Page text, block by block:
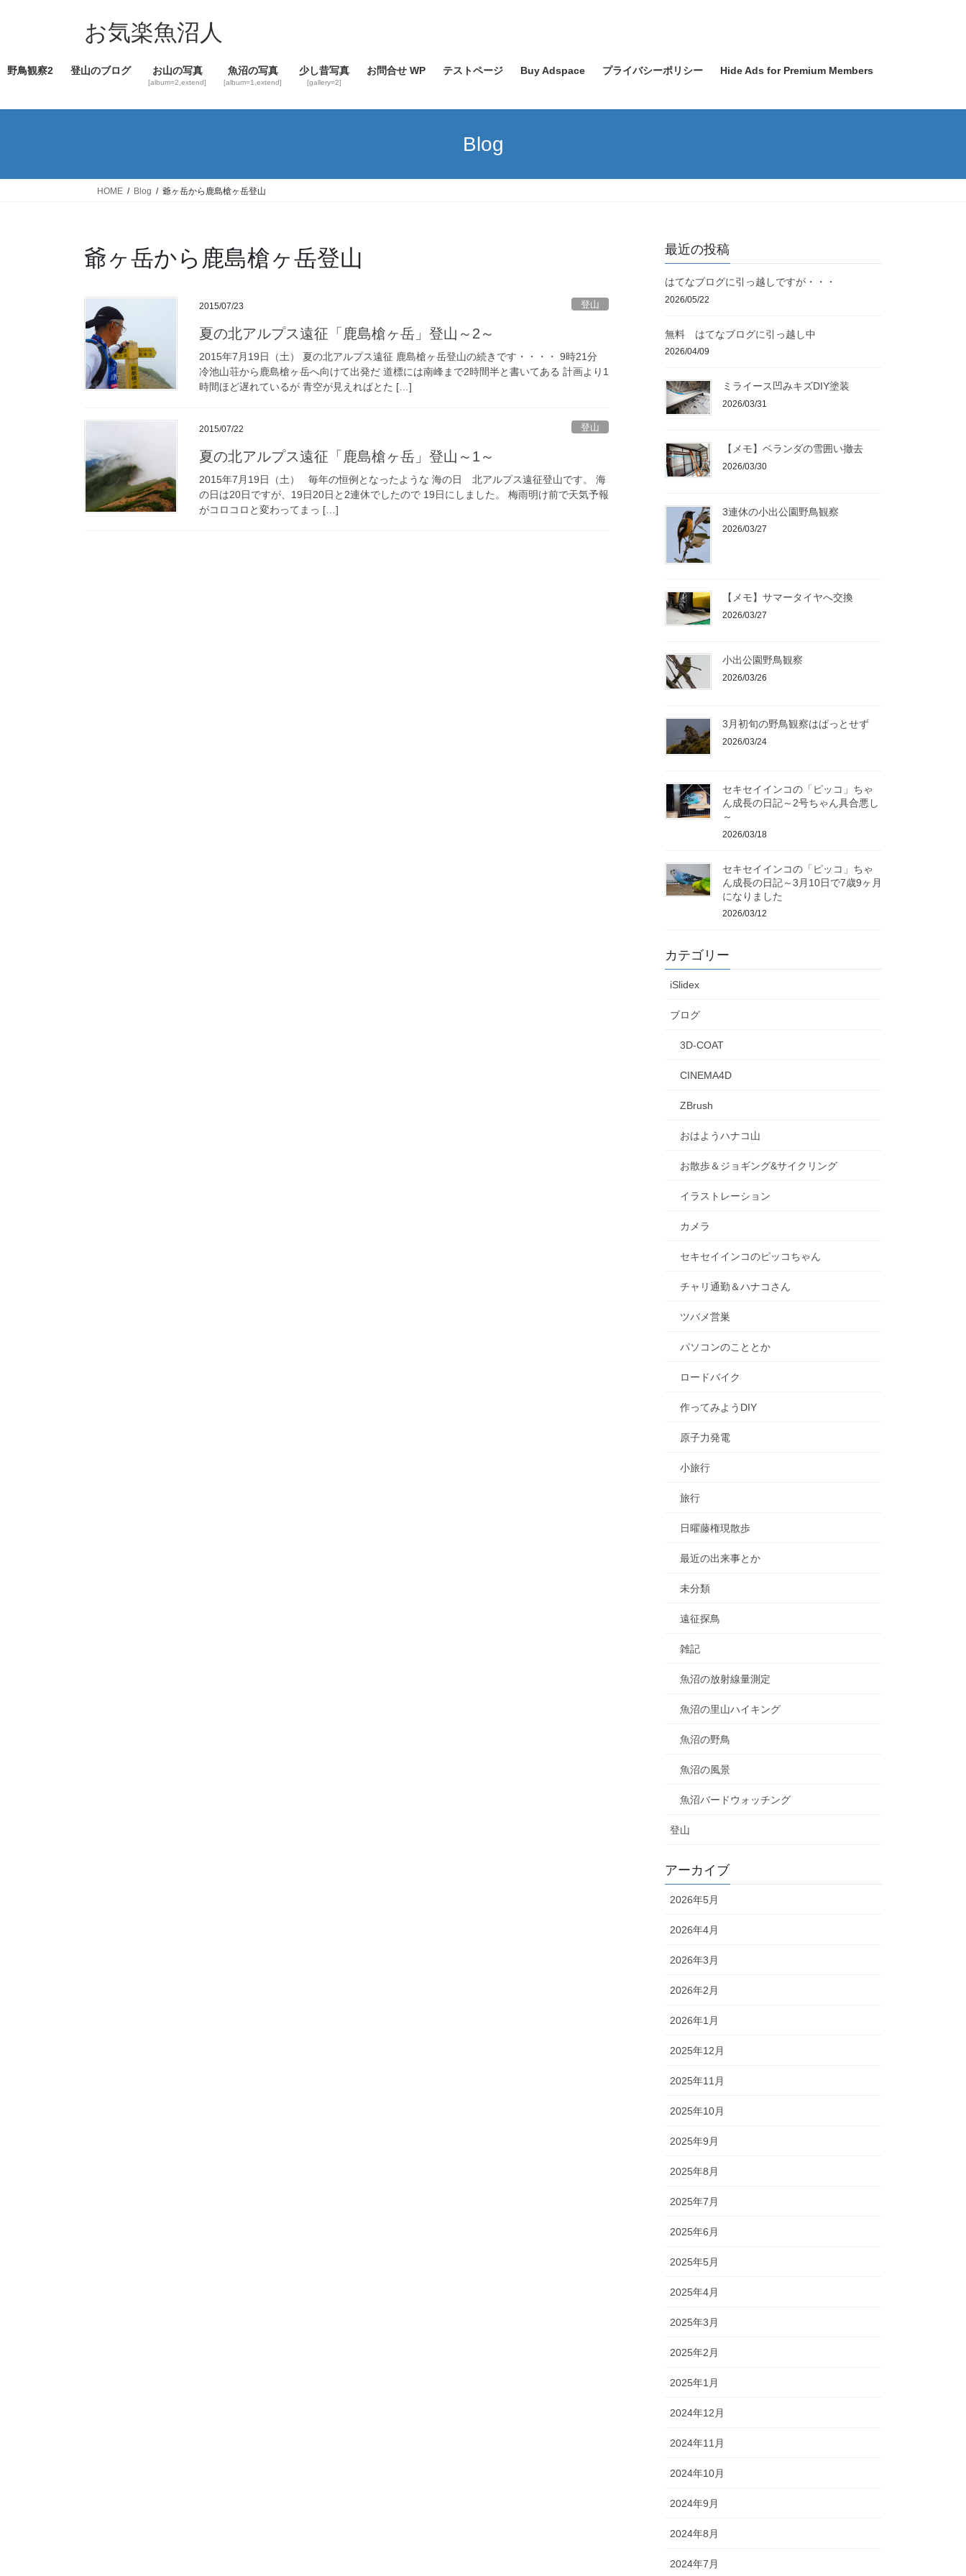
ツ
ス
シ
ン
お気楽魚沼人
野鳥観察2 登山のブログ お山の写真
[album=2,extend]
魚沼の写真
[album=1,extend]
少し昔写真
[gallery=2]
お問合せ WP テストページ Buy Adspace プライバシーポリシー Hide Ads for Premium Members
Blog
HOME Blog 爺ヶ岳から鹿島槍ヶ岳登山
爺ヶ岳から鹿島槍ヶ岳登山
2015/07/23 登山
夏の北アルプス遠征「鹿島槍ヶ岳」登山～2～
2015年7月19日（土） 夏の北アルプス遠征 鹿島槍ヶ岳登山の続きです・・・・ 9時21分
冷池山荘から鹿島槍ヶ岳へ向けて出発だ 道標には南峰まで2時間半と書いてある 計画より1
時間ほど遅れているが 青空が見えればとた […]
2015/07/22 登山
夏の北アルプス遠征「鹿島槍ヶ岳」登山～1～
2015年7月19日（土） 毎年の恒例となったような 海の日 北アルプス遠征登山です。 海
の日は20日ですが、19日20日と2連休でしたので 19日にしました。 梅雨明け前で天気予報
がコロコロと変わってまっ […]
最近の投稿
はてなブログに引っ越しですが・・・
2026/05/22
無料 はてなブログに引っ越し中
2026/04/09
ミライース凹みキズDIY塗装
2026/03/31
【メモ】ベランダの雪囲い撤去
2026/03/30
3連休の小出公園野鳥観察
2026/03/27
【メモ】サマータイヤへ交換
2026/03/27
小出公園野鳥観察
2026/03/26
3月初旬の野鳥観察はぱっとせず
2026/03/24
セキセイインコの「ピッコ」ちゃ
ん成長の日記～2号ちゃん具合悪し
～
2026/03/18
セキセイインコの「ピッコ」ちゃ
ん成長の日記～3月10日で7歳9ヶ月
になりました
2026/03/12
カテゴリー
iSlidex
ブログ
3D-COAT
CINEMA4D
ZBrush
おはようハナコ山
お散歩＆ジョギング&サイクリング
イラストレーション
カメラ
セキセイインコのピッコちゃん
チャリ通勤＆ハナコさん
ツバメ営巣
パソコンのこととか
ロードバイク
作ってみようDIY
原子力発電
小旅行
旅行
日曜藤権現散歩
最近の出来事とか
未分類
遠征探鳥
雑記
魚沼の放射線量測定
魚沼の里山ハイキング
魚沼の野鳥
魚沼の風景
魚沼バードウォッチング
登山
アーカイブ
2026年5月
2026年4月
2026年3月
2026年2月
2026年1月
2025年12月
2025年11月
2025年10月
2025年9月
2025年8月
2025年7月
2025年6月
2025年5月
2025年4月
2025年3月
2025年2月
2025年1月
2024年12月
2024年11月
2024年10月
2024年9月
2024年8月
2024年7月